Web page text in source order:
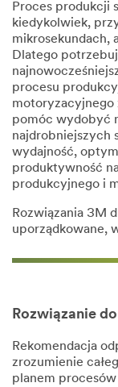
Proces produkcji
kiedykolwiek,
mikrosekundach,
Dlatego
procesu
motoryzacyjnego
pomóc wydobyć
najdrobniejszych
wydajność,
produktywność
produkcyjnego i
Rozwiązania 3M
uporządkowane,
Rozwiązanie
Rekomendacja
zrozumienie
planem